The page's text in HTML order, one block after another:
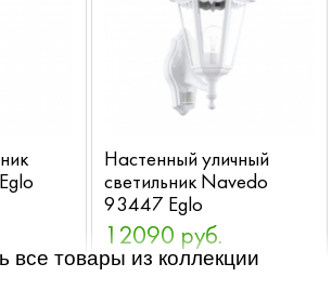
Настенный уличный
светильник Navedo
93447 Eglo
12090 руб.
все товары из коллекции